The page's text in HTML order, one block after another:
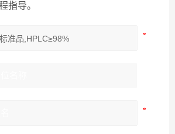
指导。